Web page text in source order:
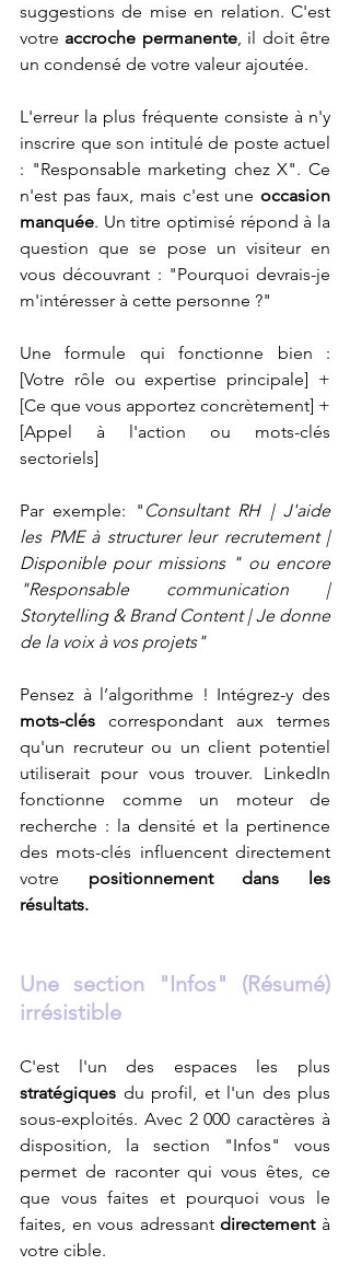
suggestions de mise en relation. C'est
votre accroche permanente, il doit être
un condensé de votre valeur ajoutée.
L'erreur la plus fréquente consiste à n'y
inscrire que son intitulé de poste actuel
: "Responsable marketing chez X". Ce
n'est pas faux, mais c'est une occasion
manquée. Un titre optimisé répond à la
question que se pose un visiteur en
vous découvrant : "Pourquoi devrais-je
m'intéresser à cette personne ?"
Une formule qui fonctionne bien :
[Votre rôle ou expertise principale] +
[Ce que vous apportez concrètement] +
[Appel à l'action ou mots-clés
sectoriels]
Par exemple: " Consultant RH | J'aide
les PME à structurer leur recrutement |
Disponible pour missions " ou encore
"Responsable communication |
Storytelling & Brand Content | Je donne
de la voix à vos projets"
mots-clés correspondant aux termes
qu'un recruteur ou un client potentiel
utiliserait pour vous trouver. LinkedIn
fonctionne comme un moteur de
recherche : la densité et la pertinence
des mots-clés influencent directement
votre positionnement dans les
résultats.
Une section "Infos" (Résumé)
irrésistible
stratégiques du profil, et l'un des plus
sous-exploités. Avec 2 000 caractères à
disposition, la section "Infos" vous
permet de raconter qui vous êtes, ce
que vous faites et pourquoi vous le
faites, en vous adressant directement à
votre cible.